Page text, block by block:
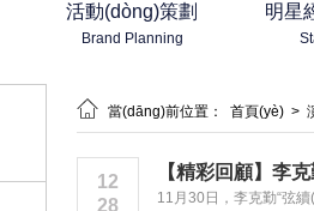
活動(dòng)策劃
Brand Planning
明星
 當(dāng)前位置： 首頁(yè) >
12
28
【精彩回顧】李
11月30日，李克勤“弦